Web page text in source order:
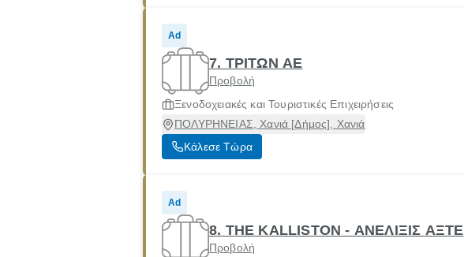
Ad
7. ΤΡΙΤΩΝ ΑΕ
Προβολή
Ξενοδοχειακές και Τουριστικές Επιχειρήσεις
ΠΟΛΥΡΗΝΕΙΑΣ, Χανιά [Δήμος], Χανιά
Κάλεσε Τώρα
Ad
8. THE KALLISTON - ΑΝΕΛΙΞΙΣ ΑΞΤΕ
Προβολή